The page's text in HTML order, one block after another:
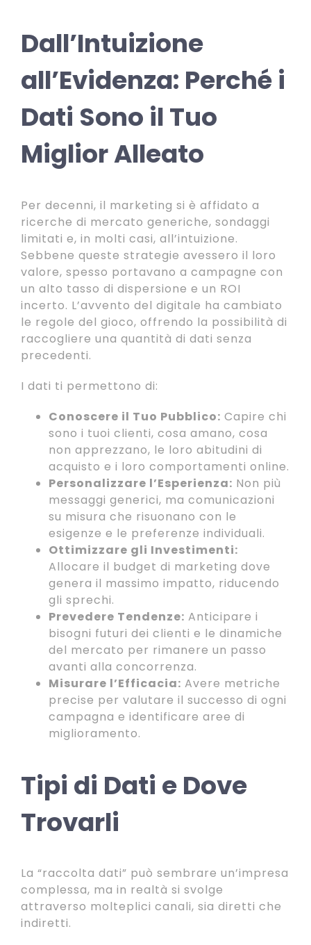
Dall’Intuizione
all’Evidenza: Perché i
Dati Sono il Tuo
Miglior Alleato
Per decenni, il marketing si è affidato a
ricerche di mercato generiche, sondaggi
limitati e, in molti casi, all’intuizione.
Sebbene queste strategie avessero il loro
valore, spesso portavano a campagne con
un alto tasso di dispersione e un ROI
incerto. L’avvento del digitale ha cambiato
le regole del gioco, offrendo la possibilità di
raccogliere una quantità di dati senza
precedenti.
I dati ti permettono di:
Conoscere il Tuo Pubblico: Capire chi
sono i tuoi clienti, cosa amano, cosa
non apprezzano, le loro abitudini di
acquisto e i loro comportamenti online.
Personalizzare l’Esperienza: Non più
messaggi generici, ma comunicazioni
su misura che risuonano con le
esigenze e le preferenze individuali.
Ottimizzare gli Investimenti:
Allocare il budget di marketing dove
genera il massimo impatto, riducendo
gli sprechi.
Prevedere Tendenze: Anticipare i
bisogni futuri dei clienti e le dinamiche
del mercato per rimanere un passo
avanti alla concorrenza.
Misurare l’Efficacia: Avere metriche
precise per valutare il successo di ogni
campagna e identificare aree di
miglioramento.
Tipi di Dati e Dove
Trovarli
La “raccolta dati” può sembrare un’impresa
complessa, ma in realtà si svolge
attraverso molteplici canali, sia diretti che
indiretti.